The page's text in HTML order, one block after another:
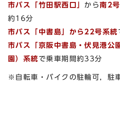
市バス「竹田駅西口」 から南2
約16分
市バス「中書島」から22号系統
市バス「京阪中書島・伏見港公
園）系統 で乗車期間約33分
※自転車・バイクの駐輪可，駐